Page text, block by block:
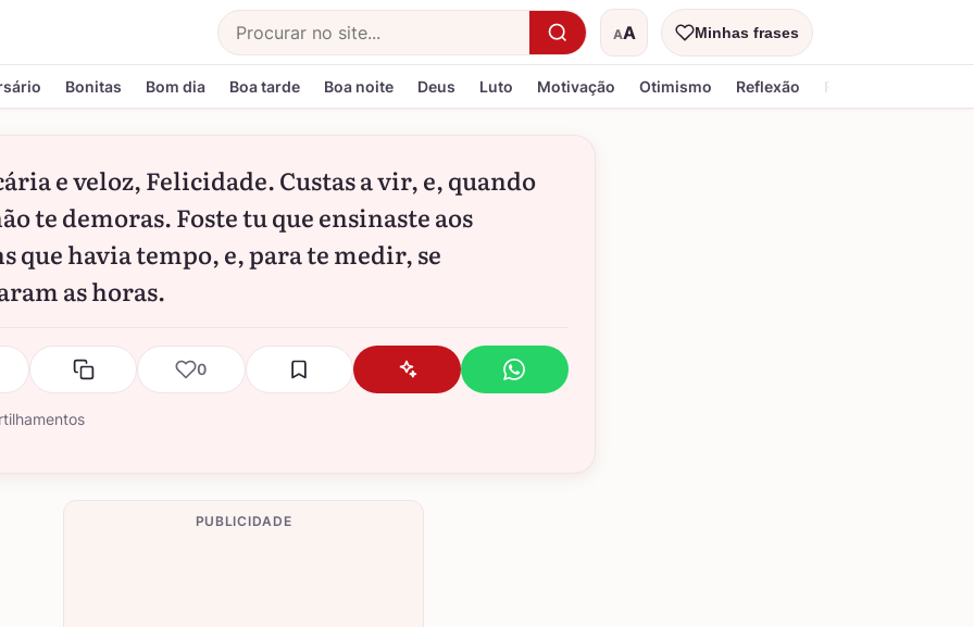
Buscar AA
Tamanho do textoMinhas frases
Bonitas Bom dia Boa tarde Boa noite Deus Luto Motivação Otimismo Reflexão Religiosa
e veloz, Felicidade. Custas a vir, e, quando
te demoras. Foste tu que ensinaste aos
que havia tempo, e, para te medir, se
as horas.
0
PUBLICIDADE